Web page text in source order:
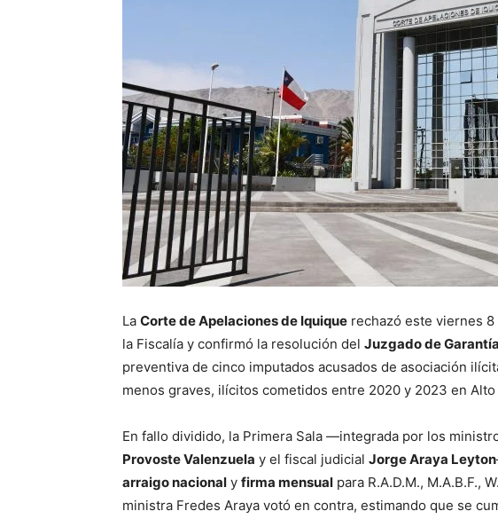
La Corte de Apelaciones de Iquique rechazó este viernes
la Fiscalía y confirmó la resolución del Juzgado de
preventiva de cinco imputados acusados de asociación
menos graves, ilícitos cometidos entre 2020 y 2023 en
En fallo dividido, la Primera Sala —integrada por los
Provoste Valenzuela y el fiscal judicial Jorge Araya Leyton
arraigo nacional y firma mensual para R.A.D.M., M.A.B.F.,
ministra Fredes Araya votó en contra, estimando que se